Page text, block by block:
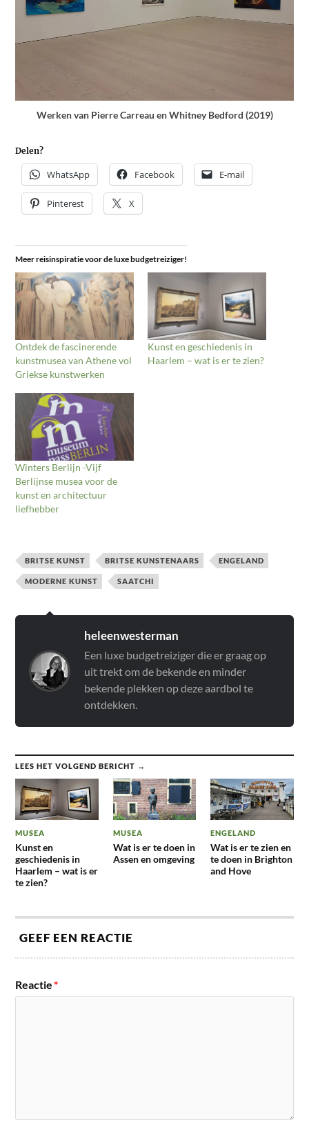
Werken van Pierre Carreau en Whitney Bedford (2019)
Delen?
WhatsApp Facebook E-mail
Pinterest X
Meer reisinspiratie voor de luxe budgetreiziger!
Ontdek de fascinerende
kunstmusea van Athene vol
Griekse kunstwerken
Kunst en geschiedenis in
Haarlem – wat is er te zien?
Winters Berlijn -Vijf
Berlijnse musea voor de
kunst en architectuur
liefhebber
BRITSE KUNST BRITSE KUNSTENAARS ENGELAND
MODERNE KUNST SAATCHI
heleenwesterman
Een luxe budgetreiziger die er graag op
uit trekt om de bekende en minder
bekende plekken op deze aardbol te
ontdekken.
LEES HET VOLGEND BERICHT →
MUSEA
Kunst en
geschiedenis in
Haarlem – wat is er
te zien?
MUSEA
Wat is er te doen in
Assen en omgeving
ENGELAND
Wat is er te zien en
te doen in Brighton
and Hove
GEEF EEN REACTIE
Reactie*